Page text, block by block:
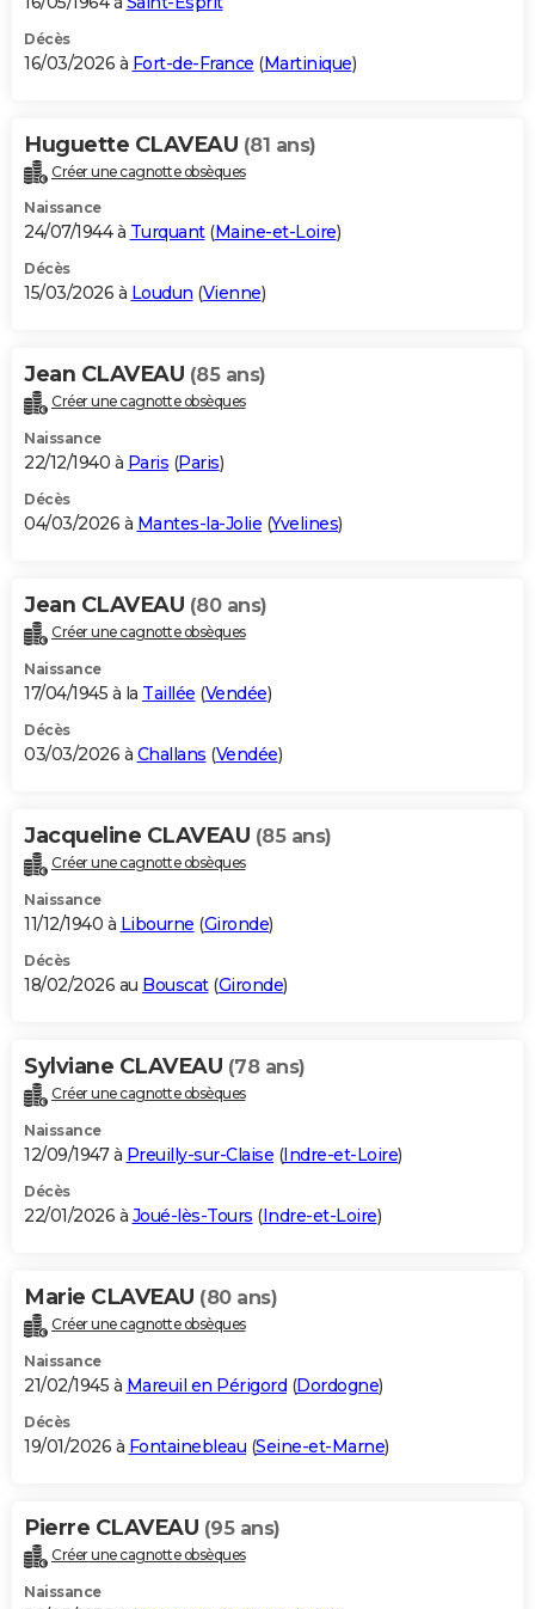
Décès
16/03/2026 à Fort-de-France (Martinique)
Huguette CLAVEAU (81 ans)
Créer une cagnotte obsèques
Naissance
24/07/1944 à Turquant(Maine-et-Loire)
Décès
15/03/2026 à Loudun (Vienne)
Jean CLAVEAU (85 ans)
Créer une cagnotte obsèques
Naissance
22/12/1940 à Paris (Paris)
Décès
04/03/2026 à Mantes-la-Jolie (Yvelines)
Jean CLAVEAU (80 ans)
Créer une cagnotte obsèques
Naissance
17/04/1945 à la Taillée (Vendée)
Décès
03/03/2026 à Challans (Vendée)
Jacqueline CLAVEAU (85 ans)
Créer une cagnotte obsèques
Naissance
11/12/1940 à Libourne (Gironde)
Décès
18/02/2026 au Bouscat(Gironde)
Sylviane CLAVEAU (78 ans)
Créer une cagnotte obsèques
Naissance
12/09/1947 à Preuilly-sur-Claise (Indre-et-Loire)
Décès
22/01/2026 à Joué-lès-Tours (Indre-et-Loire)
Marie CLAVEAU (80 ans)
Créer une cagnotte obsèques
Naissance
21/02/1945 à Mareuil en Périgord (Dordogne)
Décès
19/01/2026 à Fontainebleau (Seine-et-Marne)
Pierre CLAVEAU (95 ans)
Créer une cagnotte obsèques
Naissance